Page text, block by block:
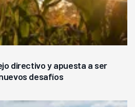
directivo y apuesta a ser
desafíos